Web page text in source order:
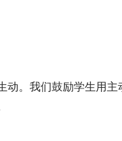
动。我们鼓励学生用